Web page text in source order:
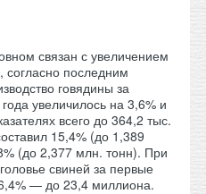
связан с увеличением
согласно последним
говядины за
увеличилось на 3,6% и
всего до 364,2 тыс.
15,4% (до 1,389
(до 2,377 млн. тонн). При
свиней за первые
— до 23,4 миллиона.